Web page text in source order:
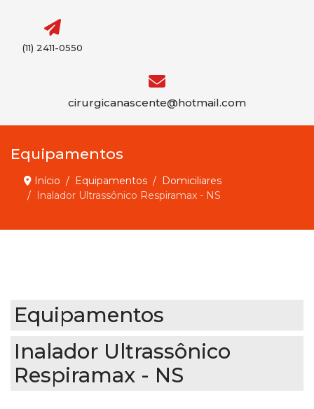
(11) 2411-0550
cirurgicanascente@hotmail.com
Equipamentos
Início Equipamentos
Domiciliares
Inalador Ultrassônico Respiramax - NS
Equipamentos
Inalador Ultrassônico
Respiramax - NS